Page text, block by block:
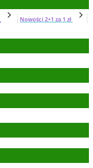
Nowości 2+1 za 1 zł